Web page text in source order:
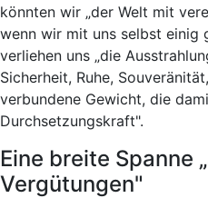
könnten wir „der Welt mit
wenn wir mit uns selbst einig
verliehen uns „die
Sicherheit, Ruhe,
verbundene Gewicht, die
Durchsetzungskraft".
Eine breite Spanne
Vergütungen"